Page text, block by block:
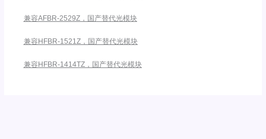
兼容AFBR-2529Z，国产替代光模块
兼容HFBR-1521Z，国产替代光模块
兼容HFBR-1414TZ，国产替代光模块